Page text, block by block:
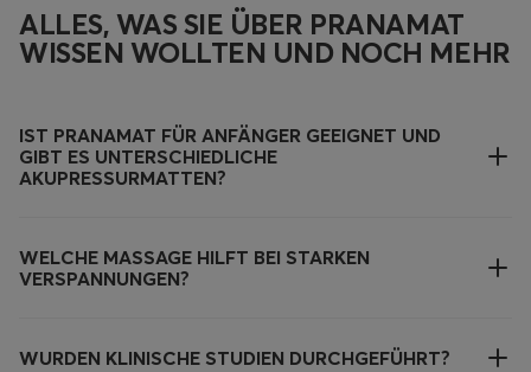
ALLES, WAS SIE ÜBER PRANAMAT
WISSEN WOLLTEN UND NOCH MEHR
IST PRANAMAT FÜR ANFÄNGER GEEIGNET UND
GIBT ES UNTERSCHIEDLICHE
AKUPRESSURMATTEN?
WELCHE MASSAGE HILFT BEI STARKEN
VERSPANNUNGEN?
WURDEN KLINISCHE STUDIEN DURCHGEFÜHRT?